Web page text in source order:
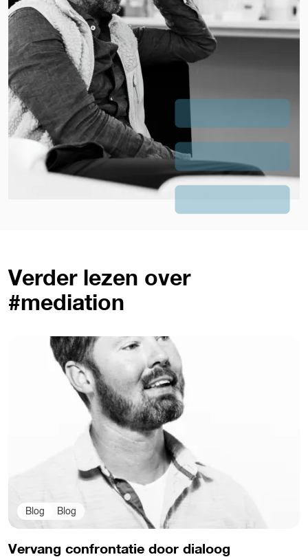
Verder lezen over
#mediation
Blog Blog
Vervang confrontatie door dialoog